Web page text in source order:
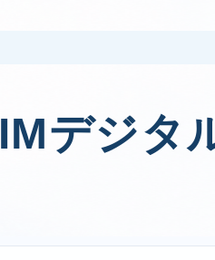
IMデジタ